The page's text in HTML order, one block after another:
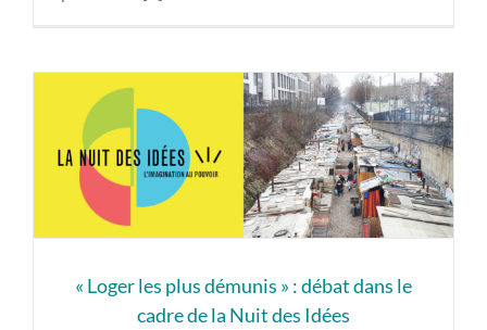
« Loger les plus démunis » : débat dans le
cadre de la Nuit des Idées